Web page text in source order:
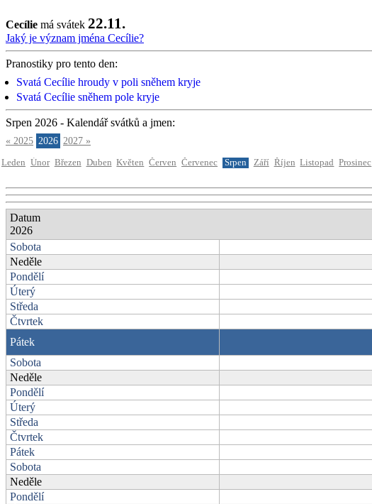
Cecílie má svátek 22.11.
Jaký je význam jména Cecílie?
Pranostiky pro tento den:
Svatá Cecílie hroudy v poli sněhem kryje
Svatá Cecílie sněhem pole kryje
Srpen 2026 - Kalendář svátků a jmen:
« 2025 2026 2027 »
Leden Únor Březen Duben Květen Červen Červenec Srpen Září Říjen Listopad Prosinec
Datum
2026
Sobota
Neděle
Pondělí
Úterý
Středa
Čtvrtek
Pátek
Sobota
Neděle
Pondělí
Úterý
Středa
Čtvrtek
Pátek
Sobota
Neděle
Pondělí